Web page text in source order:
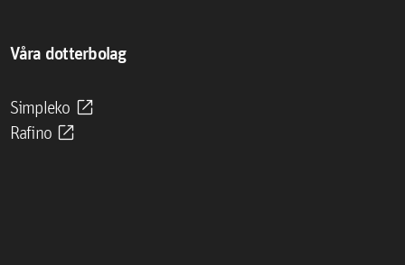
Våra dotterbolag
Simpleko open_in_new
Rafino open_in_new